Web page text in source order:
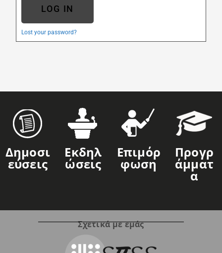
LOG IN
Lost your password?
Δημοσι
Εύσεις
Εκδηλ
Ώσεις
Επιμόρ
Φωση
Προγρ
Άμματ
Α
Σχετικά με εμάς